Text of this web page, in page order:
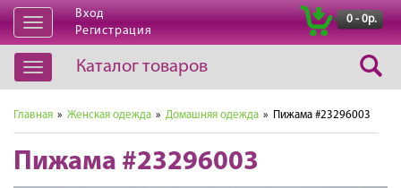
Открыть
навигацию
Вход
Регистрация
0 - 0р.
Открыть
навигацию
Каталог товаров
Главная » Женская одежда » Домашняя одежда » Пижама #23296003
Пижама #23296003